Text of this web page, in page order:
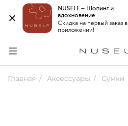
NUSELF – Шопинг и
вдохновение
Скидка на первый заказ в
приложении!
Главная Аксессуары Сумки